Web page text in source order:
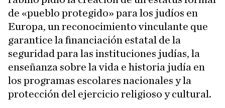
de «pueblo protegido» para los judíos en
Europa, un reconocimiento vinculante que
garantice la financiación estatal de la
seguridad para las instituciones judías, la
enseñanza sobre la vida e historia judía en
los programas escolares nacionales y la
protección del ejercicio religioso y cultural.